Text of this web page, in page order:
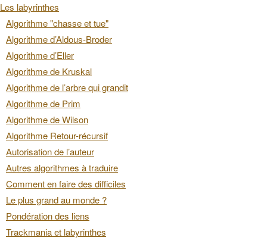
Les labyrinthes
Algorithme "chasse et tue"
Algorithme d’Aldous-Broder
Algorithme d’Eller
Algorithme de Kruskal
Algorithme de l’arbre qui grandit
Algorithme de Prim
Algorithme de Wilson
Algorithme Retour-récursif
Autorisation de l’auteur
Autres algorithmes à traduire
Comment en faire des difficiles
Le plus grand au monde ?
Pondération des liens
Trackmania et labyrinthes